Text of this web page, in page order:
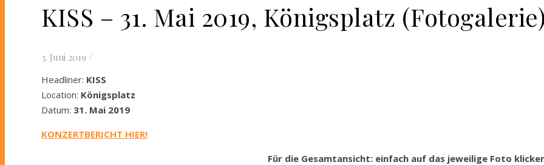
KISS – 31. Mai 2019, Königsplatz
3. Juni 2019 /
Headliner: KISS
Location: Königsplatz
Datum: 31. Mai 2019
KONZERTBERICHT HIER!
Für die Gesamtansicht: einfach auf das jeweilige Foto